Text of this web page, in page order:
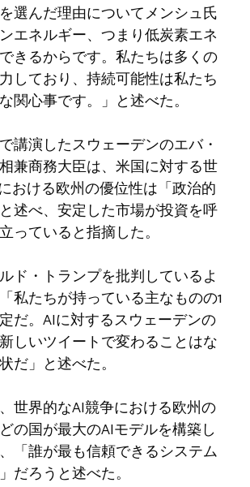
選んだ理由についてメンシュ氏
エネルギー、つまり低炭素エネ
きるからです。私たちは多くの
しており、持続可能性は私たち
関心事です。」と述べた。
講演したスウェーデンのエバ・
兼商務大臣は、米国に対する世
おける欧州の優位性は「政治的
述べ、安定した市場が投資を呼
っていると指摘した。
ド・トランプを批判しているよ
私たちが持っている主なものの1
だ。AIに対するスウェーデンの
しいツイートで変わることはな
だ」と述べた。
世界的なAI競争における欧州の
の国が最大のAIモデルを構築し
「誰が最も信頼できるシステム
だろうと述べた。